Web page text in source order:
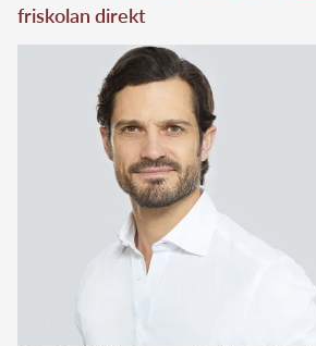
friskolan direkt